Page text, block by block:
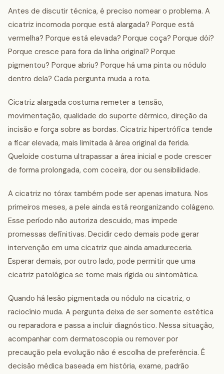
Antes de discutir técnica, é preciso nomear o problema. A
cicatriz incomoda porque está alargada? Porque está
vermelha? Porque está elevada? Porque coça? Porque dói?
Porque cresce para fora da linha original? Porque
pigmentou? Porque abriu? Porque há uma pinta ou nódulo
dentro dela? Cada pergunta muda a rota.
Cicatriz alargada costuma remeter a tensão,
movimentação, qualidade do suporte dérmico, direção da
incisão e força sobre as bordas. Cicatriz hipertrófica tende
a ficar elevada, mais limitada à área original da ferida.
Queloide costuma ultrapassar a área inicial e pode crescer
de forma prolongada, com coceira, dor ou sensibilidade.
A cicatriz no tórax também pode ser apenas imatura. Nos
primeiros meses, a pele ainda está reorganizando colágeno.
Esse período não autoriza descuido, mas impede
promessas definitivas. Decidir cedo demais pode gerar
intervenção em uma cicatriz que ainda amadureceria.
Esperar demais, por outro lado, pode permitir que uma
cicatriz patológica se torne mais rígida ou sintomática.
Quando há lesão pigmentada ou nódulo na cicatriz, o
raciocínio muda. A pergunta deixa de ser somente estética
ou reparadora e passa a incluir diagnóstico. Nessa situação,
acompanhar com dermatoscopia ou remover por
precaução pela evolução não é escolha de preferência. É
decisão médica baseada em história, exame, padrão